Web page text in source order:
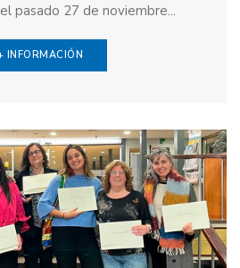
pasado 27 de noviembre...
INFORMACIÓN